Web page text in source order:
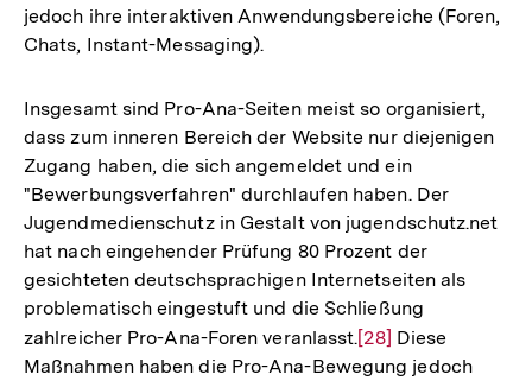
jedoch ihre interaktiven Anwendungsbereiche (Foren,
Chats, Instant-Messaging).
Insgesamt sind Pro-Ana-Seiten meist so organisiert,
dass zum inneren Bereich der Website nur diejenigen
Zugang haben, die sich angemeldet und ein
"Bewerbungsverfahren" durchlaufen haben. Der
Jugendmedienschutz in Gestalt von jugendschutz.net
hat nach eingehender Prüfung 80 Prozent der
gesichteten deutschsprachigen Internetseiten als
problematisch eingestuft und die Schließung
zahlreicher Pro-Ana-Foren veranlasst.Zur
Auflösung
[28] Diese
Maßnahmen haben die Pro-Ana-Bewegung jedoch